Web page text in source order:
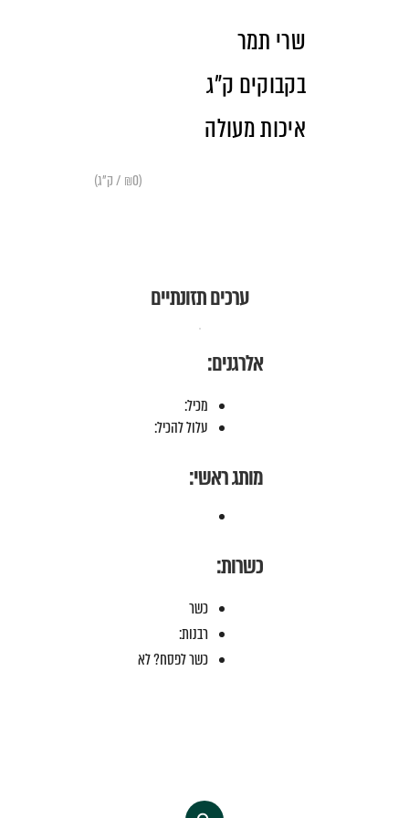
שרי תמר
בקבוקים ק"ג
איכות מעולה
(₪0 / ק"ג)
ערכים תזונתיים
אלרגנים:
מכיל:
עלול להכיל:
מותג ראשי:
כשרות:
כשר
רבנות:
כשר לפסח? לא